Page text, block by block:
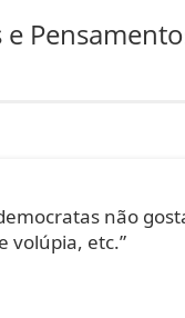
e
não
volúpia, etc.”